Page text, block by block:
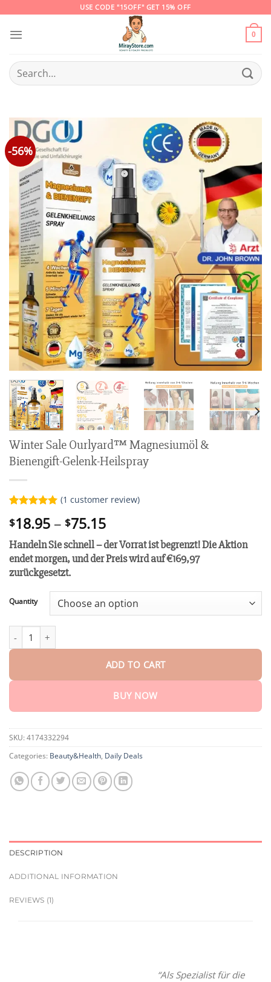
content
USE CODE "15OFF" GET 15% OFF
0
Search
for:
-56%
Winter Sale Ourlyard™ Magnesiumöl &
Bienengift-Gelenk-Heilspray
out of 5
customer
rating
(1 customer review)
$18.95 – $75.15Price
range:
$18.95
through
Handeln Sie schnell – der Vorrat ist begrenzt!Die Aktion
endet morgen, und der Preis wird auf €169,97
zurückgesetzt.
Quantity
Winter Sale Ourlyard™ Magnesiumöl & Bienengift-Gelenk-
ADD TO CART
BUY NOW
SKU: 4174332294
Categories: Beauty&Health, Daily Deals
DESCRIPTION
ADDITIONAL INFORMATION
REVIEWS (1)
“Als Spezialist für die